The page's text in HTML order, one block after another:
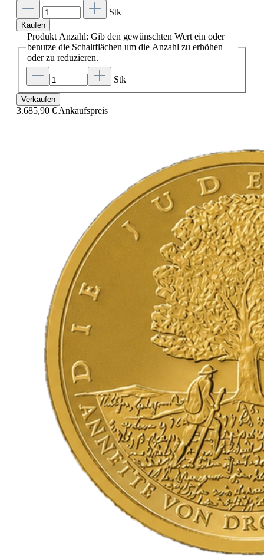
Stk
Kaufen
Produkt Anzahl: Gib den gewünschten Wert ein oder
benutze die Schaltflächen um die Anzahl zu erhöhen
oder zu reduzieren.
Stk
Verkaufen
3.685,90 € Ankaufspreis